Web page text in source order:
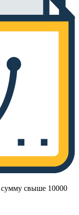
сумму свыше 10000